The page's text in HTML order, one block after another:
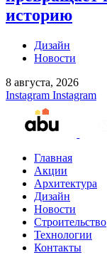
историю
Дизайн
Новости
8 августа, 2026
Instagram Instagram
Главная
Акции
Архитектура
Дизайн
Новости
Строительство
Технологии
Контакты